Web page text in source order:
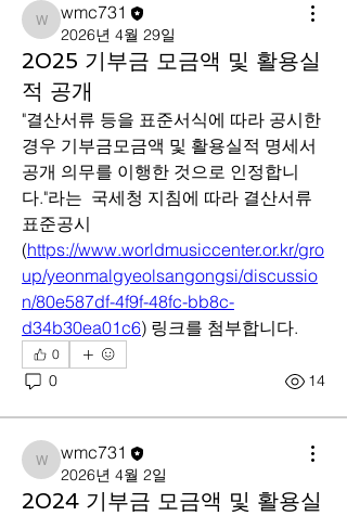
wmc731
wmc731
2026년 4월 29일
2025 기부금 모금액 및 활용실
적 공개
"결산서류 등을 표준서식에 따라 공시한
경우 기부금모금액 및 활용실적 명세서
공개 의무를 이행한 것으로 인정합니
다."라는  국세청 지침에 따라 결산서류
표준공시
(https://www.worldmusiccenter.or.kr/gro
up/yeonmalgyeolsangongsi/discussio
n/80e587df-4f9f-48fc-bb8c-
d34b30ea01c6) 링크를 첨부합니다.
0
0 14
wmc731
wmc731
2026년 4월 2일
2024 기부금 모금액 및 활용실